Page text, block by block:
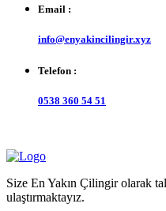
Email :
info@enyakincilingir.xyz
Telefon :
0538 360 54 51
Size En Yakın Çilingir olarak
ulaştırmaktayız.